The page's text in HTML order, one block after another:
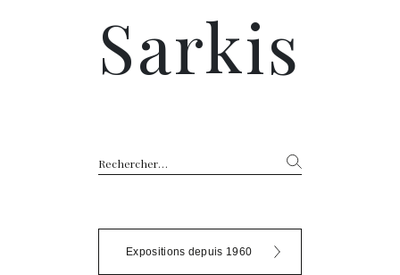
Sarkis
Rechercher :
Expositions depuis 1960